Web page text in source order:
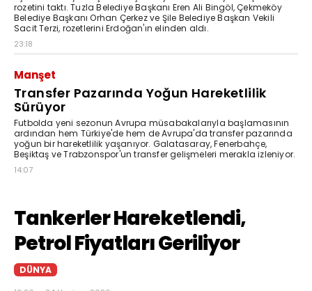
rozetini taktı. Tuzla Belediye Başkanı Eren Ali Bingöl, Çekmeköy
Belediye Başkanı Orhan Çerkez ve Şile Belediye Başkan Vekili
Sacit Terzi, rozetlerini Erdoğan'ın elinden aldı.
23:18
Manşet
Transfer Pazarında Yoğun Hareketlilik
Sürüyor
Futbolda yeni sezonun Avrupa müsabakalarıyla başlamasının
ardından hem Türkiye'de hem de Avrupa'da transfer pazarında
yoğun bir hareketlilik yaşanıyor. Galatasaray, Fenerbahçe,
Beşiktaş ve Trabzonspor'un transfer gelişmeleri merakla izleniyor.
14:07